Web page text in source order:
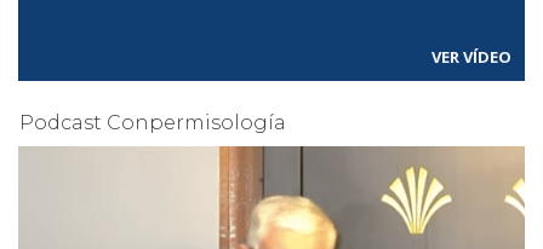
VER VÍDEO
Podcast Conpermisología